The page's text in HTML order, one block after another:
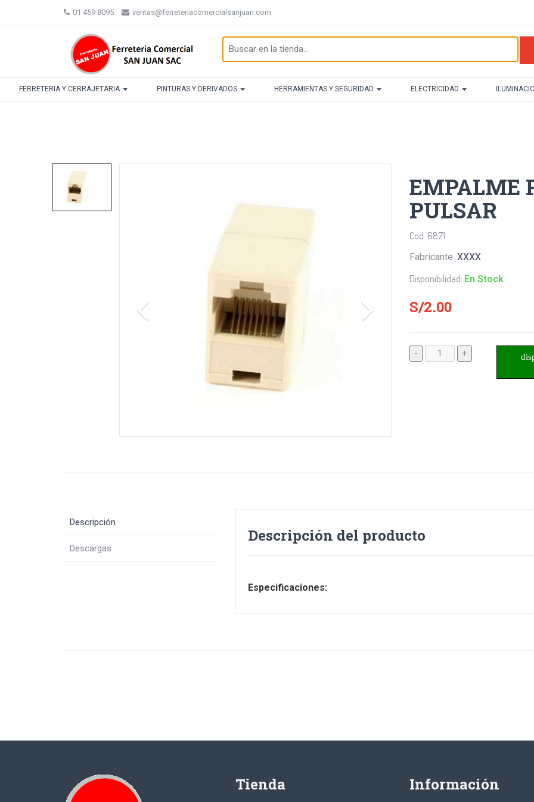
01 459 8095 ventas@ferreteriacomercialsanjuan.com
FERRETERIA Y CERRAJETARIA PINTURAS Y DERIVADOS HERRAMIENTAS Y SEGURIDAD ELECTRICIDAD
EMPALME
PULSAR
Cod. 6871
Fabricante: XXXX
Disponibilidad: En Stock
S/2.00
- +
Descripción
Descargas
Descripción del producto
Especificaciones:
Tienda Información